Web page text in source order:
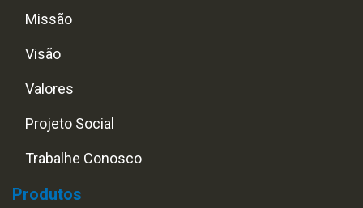
Missão
Visão
Valores
Projeto Social
Trabalhe Conosco
Produtos